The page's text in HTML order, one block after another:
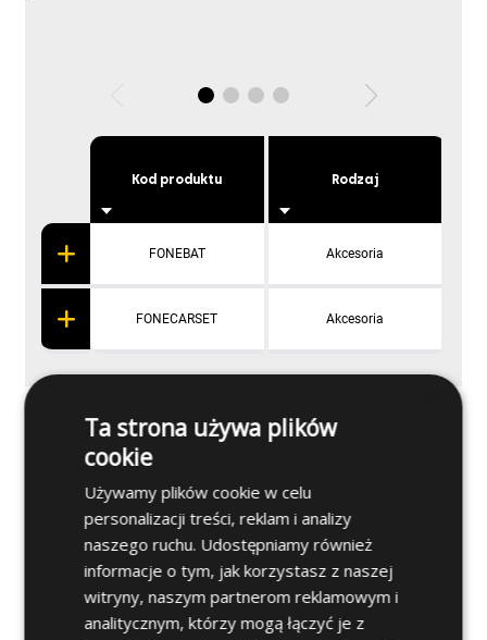
Kod produktu
FONEBAT
FONECARSET
Rodzaj
Akcesoria
Akcesoria
Zastosowanie
Produkty powiązane
Ta strona używa plików
cookie
Używamy plików cookie w celu
personalizacji treści, reklam i analizy
naszego ruchu. Udostępniamy również
informacje o tym, jak korzystasz z naszej
witryny, naszym partnerom reklamowym i
analitycznym, którzy mogą łączyć je z